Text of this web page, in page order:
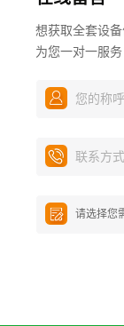
想获取全套设
为您一对一服务
您的称呼
联系方式